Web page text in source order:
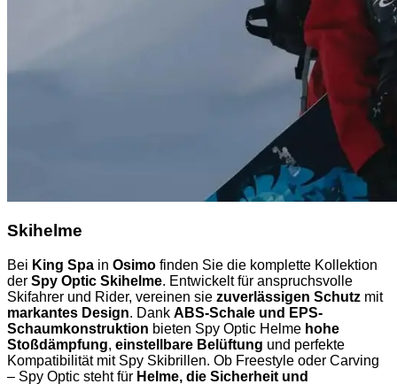
Skihelme
Bei King Spa in Osimo finden Sie die komplette Kollektion
der Spy Optic Skihelme. Entwickelt für anspruchsvolle
Skifahrer und Rider, vereinen sie zuverlässigen Schutz mit
markantes Design. Dank ABS-Schale und EPS-
Schaumkonstruktion bieten Spy Optic Helme hohe
Stoßdämpfung, einstellbare Belüftung und perfekte
Kompatibilität mit Spy Skibrillen. Ob Freestyle oder Carving
– Spy Optic steht für Helme, die Sicherheit und